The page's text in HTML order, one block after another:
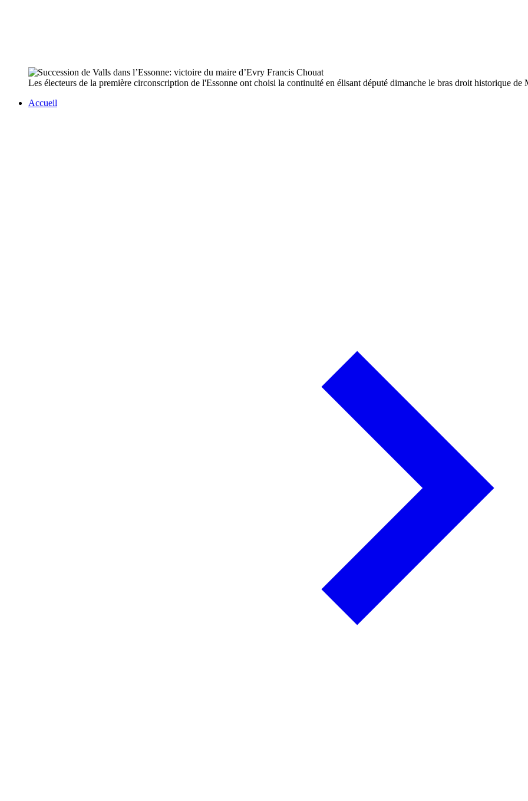
Les électeurs de la première circonscription de l'Essonne ont choisi la continuité en élisant député dimanche le bras droit historique de
Accueil